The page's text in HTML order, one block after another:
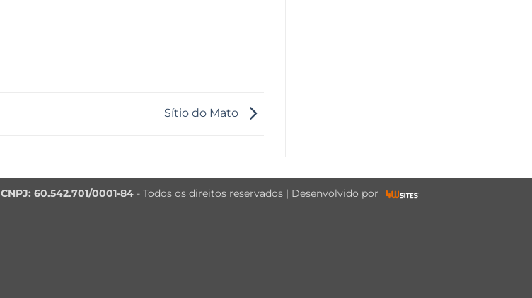
Sítio do Mato
CNPJ: 60.542.701/0001-84- Todos os direitos reservados | Desenvolvido por